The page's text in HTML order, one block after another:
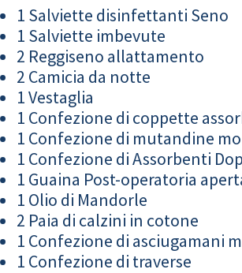
1 Salviette disinfettanti Seno
1 Salviette imbevute
2 Reggiseno allattamento
2 Camicia da notte
1 Vestaglia
1 Confezione di coppette
1 Confezione di mutandine
1 Confezione di Assorbenti
1 Guaina Post-operatoria
1 Olio di Mandorle
2 Paia di calzini in cotone
1 Confezione di asciugamani
1 Confezione di traverse